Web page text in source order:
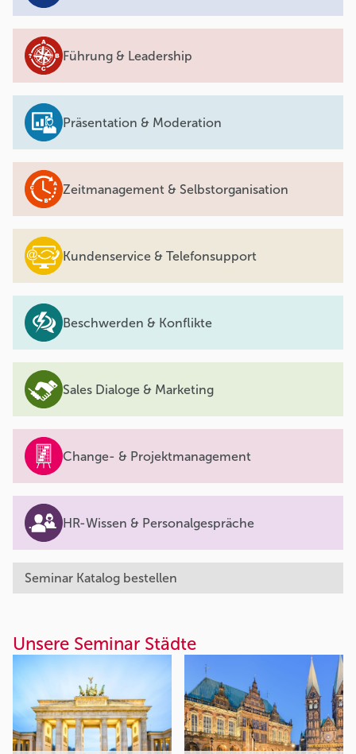
Führung & Leadership
Präsentation & Moderation
Zeitmanagement & Selbstorganisation
Kundenservice & Telefonsupport
Beschwerden & Konflikte
Sales Dialoge & Marketing
Change- & Projektmanagement
HR-Wissen & Personalgespräche
Seminar Katalog bestellen
Unsere Seminar Städte